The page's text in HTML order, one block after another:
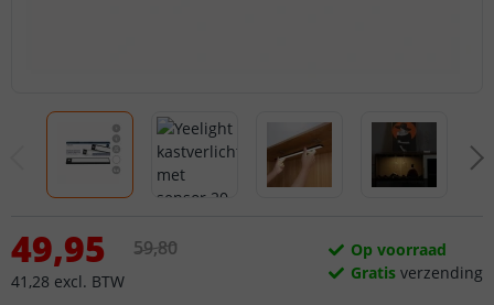
49,95
41 ,28 excl. BTW
59,80
Op voorraad
Gratis verzending